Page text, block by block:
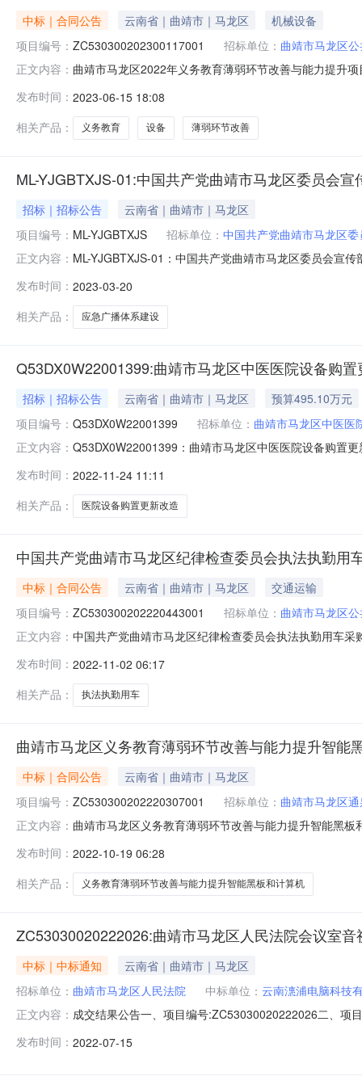
中标｜合同公告 云南省｜曲靖市｜马龙区
机械设备
项目编号： ZC530300202300117001 招标单位： 曲靖市马龙区
正文内容： 曲靖市马龙区2022年义务教育薄弱环节改善与能力提升
采购（第一批）A包采购人：曲靖市马龙区旧县中心校采
发布时间： 2023-06-15 18:08
相关产品：
义务教育 设备 薄弱环节改善
ML-YJGBTXJS-01:中国共产党曲靖市马龙区委员会
招标｜招标公告
云南省｜曲靖市｜马龙区
项目编号： ML-YJGBTXJS 招标单位： 中国共产党曲靖市马龙区
正文内容： ML-YJGBTXJS-01：中国共产党曲靖市马龙区委员会宣
曲靖市马龙区委员会宣传部（曲靖市马龙区广播电视局
发布时间： 2023-03-20
相关产品：
应急广播体系建设
Q53DX0W22001399:曲靖市马龙区中医医院设备购
招标｜招标公告 云南省｜曲靖市｜马龙区
预算495.10万元
项目编号： Q53DX0W22001399 招标单位： 曲靖市马龙区中医医
正文内容： Q53DX0W22001399：曲靖市马龙区中医医院设备购置
曲靖市公告时间2022-11-23获取招标文件时间2022-11-
发布时间： 2022-11-24 11:11
相关产品：
医院设备购置更新改造
中国共产党曲靖市马龙区纪律检查委员会执法执勤用
中标｜合同公告 云南省｜曲靖市｜马龙区
交通运输
项目编号： ZC530300202220443001 招标单位： 曲靖市马龙区
正文内容： 中国共产党曲靖市马龙区纪律检查委员会执法执勤用车
共产党曲靖市马龙区纪律检查委员会（曲靖市马龙区监
限公
发布时间： 2022-11-02 06:17
相关产品：
执法执勤用车
曲靖市马龙区义务教育薄弱环节改善与能力提升智能
中标｜合同公告
云南省｜曲靖市｜马龙区
项目编号： ZC530300202220307001 招标单位： 曲靖市马龙区
正文内容： 曲靖市马龙区义务教育薄弱环节改善与能力提升智能黑
人：曲靖市马龙区通泉中学；曲靖市马龙区鸡头村中心
泉第二小学；
发布时间： 2022-10-19 06:28
相关产品：
义务教育薄弱环节改善与能力提升智能黑板和计算机
ZC53030020222026:曲靖市马龙区人民法院会议室
中标｜中标通知
云南省｜曲靖市｜马龙区
招标单位： 曲靖市马龙区人民法院 中标单位： 云南潓浦电脑科技
正文内容： 成交结果公告一、项目编号:ZC53030020222026二、项
频项目名称：小间距彩屏等品牌：海康威视规格型号：
发布时间： 2022-07-15